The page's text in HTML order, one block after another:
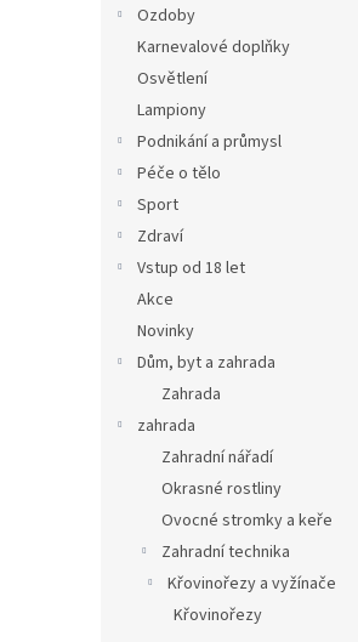
Ozdoby
Karnevalové doplňky
Osvětlení
Lampiony
Podnikání a průmysl
Péče o tělo
Sport
Zdraví
Vstup od 18 let
Akce
Novinky
Dům, byt a zahrada
Zahrada
zahrada
Zahradní nářadí
Okrasné rostliny
Ovocné stromky a keře
Zahradní technika
Křovinořezy a vyžínače
Křovinořezy